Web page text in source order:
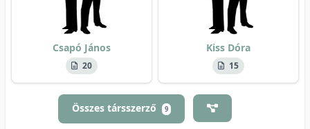
Csapó János
20
Kiss Dóra
15
Összes társszerző 9